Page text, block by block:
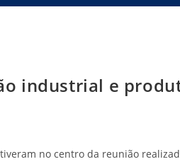
industrial e
no centro da reunião